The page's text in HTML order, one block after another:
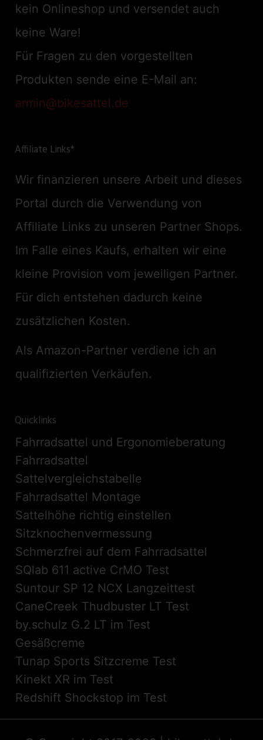
kein Onlineshop und versendet auch
keine Ware!
Für Fragen zu den vorgestellten
Produkten sende eine E-Mail an:
armin@bikesattel.de
Affiliate Links*
Wir finanzieren unsere Arbeit und dieses
Portal durch die Verwendung von
Affiliate Links zu unseren Partner Shops.
Im Falle eines Kaufs, erhalten wir eine
kleine Provision vom jeweiligen Partner.
Für dich entstehen dadurch keine
zusätzlichen Kosten.
Als Amazon-Partner verdiene ich an
qualifizierten Verkäufen.
Quicklinks
Fahrradsattel und Ergonomieberatung
Fahrradsattel
Sattelvergleichstabelle
Fahrradsattel Montage
Sattelhöhe richtig einstellen
Sitzknochenvermessung
Schmerzfrei auf dem Fahrradsattel
SQlab 611 active CrMO Test
Suntour SP 12 NCX Langzeittest
CaneCreek Thudbuster LT Test
by.schulz G.2 LT im Test
Gesäßcreme
Tunap Sports Sitzcreme Test
Kinekt XR im Test
Redshift Shockstop im Test